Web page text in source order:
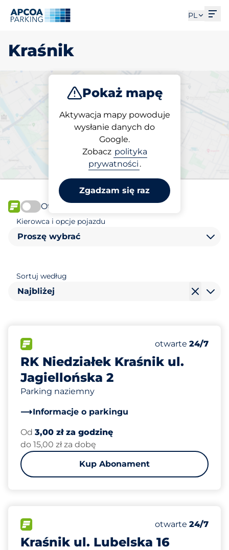
PL
Kraśnik
Pokaż mapę
Aktywacja mapy powoduje
wysłanie danych do
Google.
Zobacz polityka
prywatności .
Zgadzam się raz
Parkuj
Wybierz miejsce
parkingowe w Kraśnik
FLOW
Otwórz teraz
Kierowca i opcje pojazdu
Proszę wybrać
Sortuj według
Najbliżej
RK Niedziałek Kraśnik ul.
Jagiellońska 2
Parking naziemny
Informacje o parkingu
Liczba miejsc
Całkowita
Sobota
otwarte 24/7
Od 3,00 zł za godzinę
do 15,00 zł za dobę
Kup Abonament
Kraśnik ul. Lubelska 16
Liczba miejsc
Całkowita
Sobota
otwarte 24/7